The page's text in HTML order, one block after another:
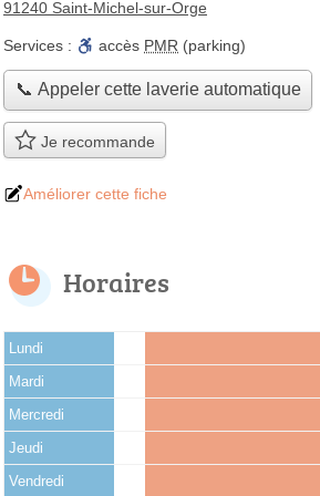
91240 Saint-Michel-sur-Orge
Services : accès PMR (parking)
📞 Appeler cette laverie automatique
Je recommande
Améliorer cette fiche
Horaires
Lundi
Mardi
Mercredi
Jeudi
Vendredi